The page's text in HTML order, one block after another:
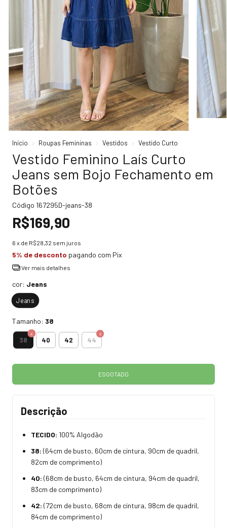
Início Roupas Femininas Vestidos Vestido Curto
Vestido Feminino Laís Curto
Jeans sem Bojo Fechamento em
Botões
Código 167295D-jeans-38
R$169,90
6 x de R$28,32 sem juros
5% de desconto pagando com Pix
Ver mais detalhes
cor: Jeans
Jeans
Tamanho: 38
38 40 42 44
Descrição
TECIDO: 100% Algodão
38: (64cm de busto, 60cm de cintura, 90cm de quadril,
82cm de comprimento)
40: (68cm de busto, 64cm de cintura, 94cm de quadril,
83cm de comprimento)
42: (72cm de busto, 68cm de cintura, 98cm de quadril,
84cm de comprimento)